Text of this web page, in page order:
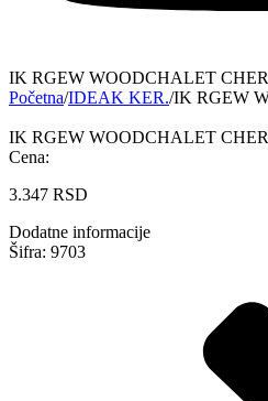
IK RGEW WOODCHALET
Početna/IDEAK KER./IK RGEW
IK RGEW WOODCHALET
Cena:
3.347 RSD
Dodatne informacije
Šifra: 9703